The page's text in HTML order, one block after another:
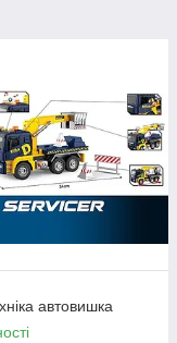
автовишка